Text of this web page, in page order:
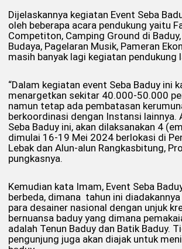
Dijelaskannya kegiatan Event Seba
oleh beberapa acara pendukung yaitu
Competiton, Camping Ground di
Budaya, Pagelaran Musik, Pameran
masih banyak lagi kegiatan pendukung
“Dalam kegiatan event Seba Baduy ini
menargetkan sekitar 40.000-50.000
namun tetap ada pembatasan
berkoordinasi dengan Instansi lainnya.
Seba Baduy ini, akan dilaksanakan 4
dimulai 16-19 Mei 2024 berlokasi di
Lebak dan Alun-alun Rangkasbitung,
pungkasnya.
Kemudian kata Imam, Event Seba
berbeda, dimana tahun ini
para desainer nasional dengan unjuk
bernuansa baduy yang dimana
adalah Tenun Baduy dan Batik Baduy.
pengunjung juga akan diajak untuk